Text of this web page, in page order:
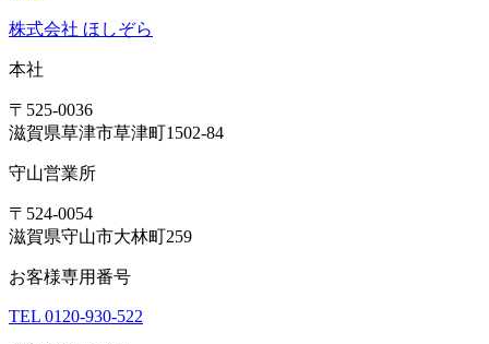
株式会社 ほしぞら
本社
〒525-0036
滋賀県草津市草津町1502-84
守山営業所
〒524-0054
滋賀県守山市大林町259
お客様専用番号
TEL 0120-930-522